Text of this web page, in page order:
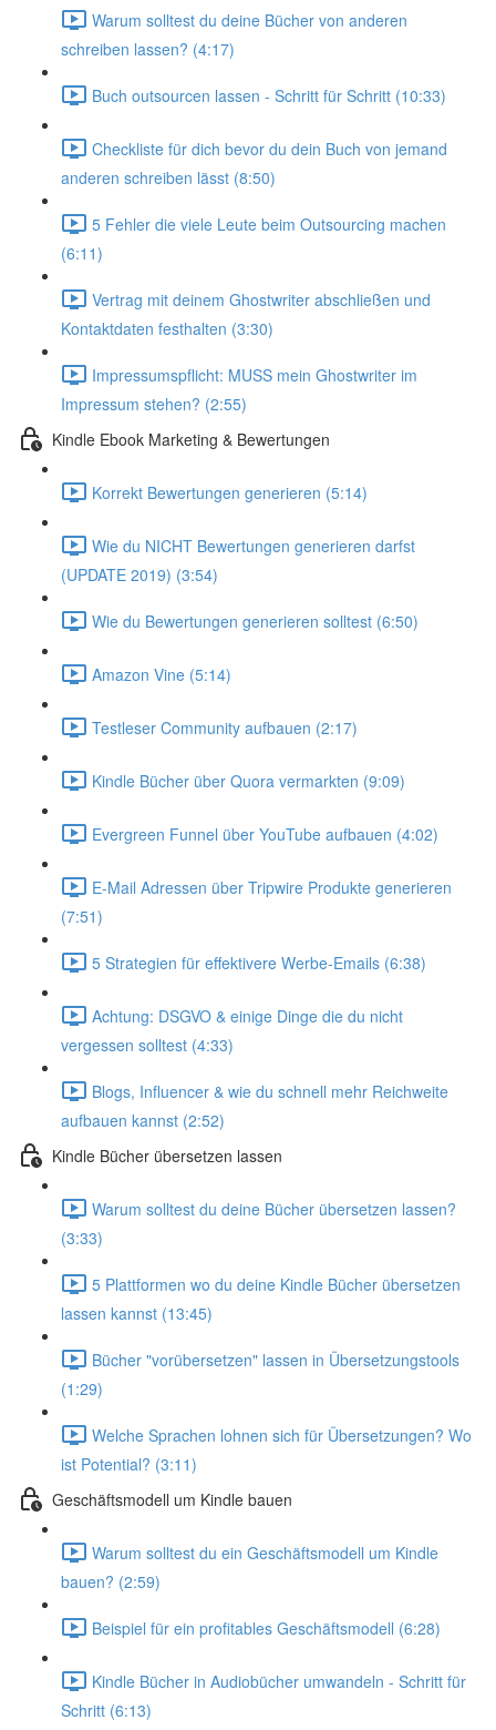
Warum solltest du deine Bücher von anderen
schreiben lassen? (4:17)
Buch outsourcen lassen - Schritt für Schritt (10:33)
Checkliste für dich bevor du dein Buch von jemand
anderen schreiben lässt (8:50)
5 Fehler die viele Leute beim Outsourcing machen
(6:11)
Vertrag mit deinem Ghostwriter abschließen und
Kontaktdaten festhalten (3:30)
Impressumspflicht: MUSS mein Ghostwriter im
Impressum stehen? (2:55)
Kindle Ebook Marketing & Bewertungen
Korrekt Bewertungen generieren (5:14)
Wie du NICHT Bewertungen generieren darfst
(UPDATE 2019) (3:54)
Wie du Bewertungen generieren solltest (6:50)
Amazon Vine (5:14)
Testleser Community aufbauen (2:17)
Kindle Bücher über Quora vermarkten (9:09)
Evergreen Funnel über YouTube aufbauen (4:02)
E-Mail Adressen über Tripwire Produkte generieren
(7:51)
5 Strategien für effektivere Werbe-Emails (6:38)
Achtung: DSGVO & einige Dinge die du nicht
vergessen solltest (4:33)
Blogs, Influencer & wie du schnell mehr Reichweite
aufbauen kannst (2:52)
Kindle Bücher übersetzen lassen
Warum solltest du deine Bücher übersetzen lassen?
(3:33)
5 Plattformen wo du deine Kindle Bücher übersetzen
lassen kannst (13:45)
Bücher "vorübersetzen" lassen in Übersetzungstools
(1:29)
Welche Sprachen lohnen sich für Übersetzungen? Wo
ist Potential? (3:11)
Geschäftsmodell um Kindle bauen
Warum solltest du ein Geschäftsmodell um Kindle
bauen? (2:59)
Beispiel für ein profitables Geschäftsmodell (6:28)
Kindle Bücher in Audiobücher umwandeln - Schritt für
Schritt (6:13)